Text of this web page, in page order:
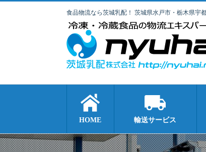
食品物流なら茨城乳配！ 茨城県水戸市・栃木県宇
HOME 輸送サービス